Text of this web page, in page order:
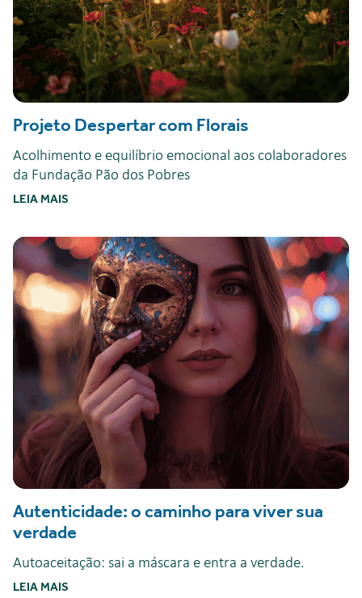
Projeto Despertar com Florais
Acolhimento e equilíbrio emocional aos colaboradores
da Fundação Pão dos Pobres
LEIA MAIS
Autenticidade: o caminho para viver sua
verdade
Autoaceitação: sai a máscara e entra a verdade.
LEIA MAIS